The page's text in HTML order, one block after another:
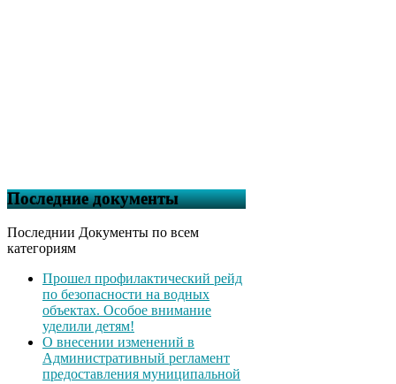
Последние документы
Последнии Документы по всем
категориям
Прошел профилактический рейд
по безопасности на водных
объектах. Особое внимание
уделили детям!
О внесении изменений в
Административный регламент
предоставления муниципальной